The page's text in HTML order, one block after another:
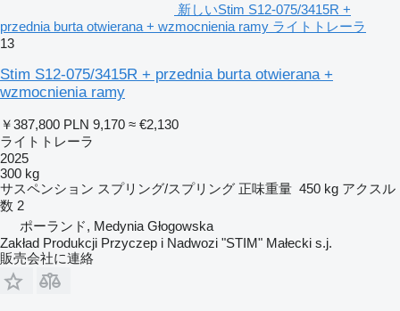
新しいStim S12-075/3415R +
przednia burta otwierana + wzmocnienia ramy ライトトレーラ
13
Stim S12-075/3415R + przednia burta otwierana +
wzmocnienia ramy
￥387,800 PLN 9,170 ≈ €2,130
ライトトレーラ
2025
300 kg
サスペンション スプリング/スプリング 正味重量 450 kg アクスル
数 2
ポーランド, Medynia Głogowska
Zakład Produkcji Przyczep i Nadwozi "STIM" Małecki s.j.
販売会社に連絡